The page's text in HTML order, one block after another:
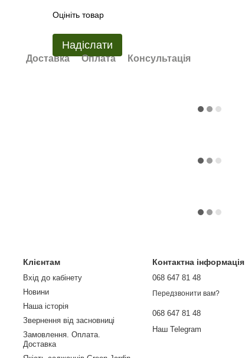
Оцініть товар
Надіслати
Доставка Оплата Консультація
Клієнтам
Вхід до кабінету
Новини
Наша історія
Звернення від засновниці
Замовлення. Оплата.
Доставка
Контактна інформація
068 647 81 48
Передзвонити вам?
068 647 81 48
Наш Telegram